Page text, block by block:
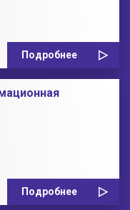
Подробнее
Подробнее